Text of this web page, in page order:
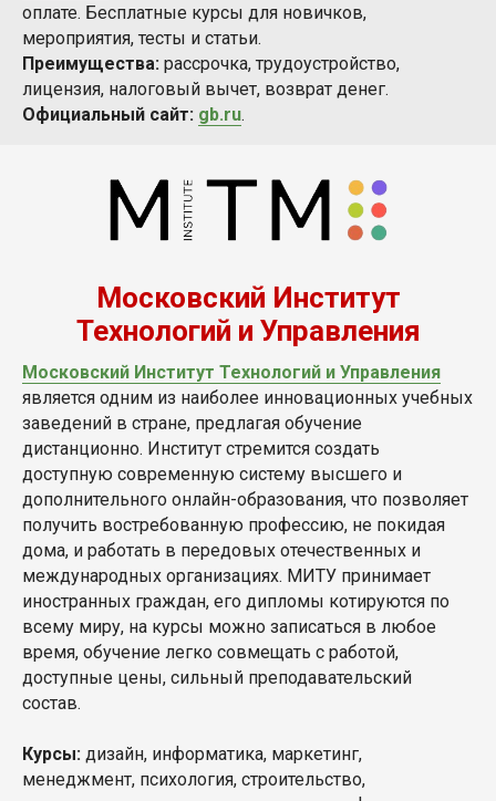
оплате. Бесплатные курсы для новичков,
мероприятия, тесты и статьи.
Преимущества: рассрочка, трудоустройство,
лицензия, налоговый вычет, возврат денег.
Официальный сайт: gb.ru.
Московский Институт
Технологий и Управления
Московский Институт Технологий и Управления
является одним из наиболее инновационных учебных
заведений в стране, предлагая обучение
дистанционно. Институт стремится создать
доступную современную систему высшего и
дополнительного онлайн-образования, что позволяет
получить востребованную профессию, не покидая
дома, и работать в передовых отечественных и
международных организациях. МИТУ принимает
иностранных граждан, его дипломы котируются по
всему миру, на курсы можно записаться в любое
время, обучение легко совмещать с работой,
доступные цены, сильный преподавательский
состав.
Курсы: дизайн, информатика, маркетинг,
менеджмент, психология, строительство,